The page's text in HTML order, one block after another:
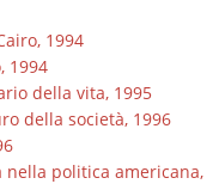
1994
1994
della vita, 1995
della società, 1996
politica americana,